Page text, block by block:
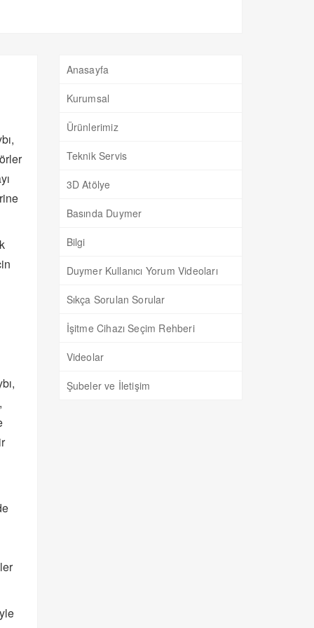
Anasayfa
Kurumsal
Ürünlerimiz
Teknik Servis
3D Atölye
Basında Duymer
Bilgi
Duymer Kullanıcı Yorum Videoları
Sıkça Sorulan Sorular
İşitme Cihazı Seçim Rehberi
Videolar
Şubeler ve İletişim